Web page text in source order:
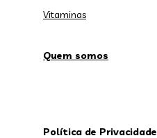
Vitaminas
Quem somos
Política de Privacidade